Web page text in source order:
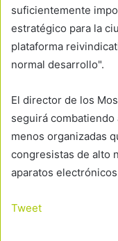
suficientemente
estratégico para la
plataforma
normal desarrollo".
El director de los
seguirá combatiendo
menos organizadas
congresistas de alto
aparatos
Tweet